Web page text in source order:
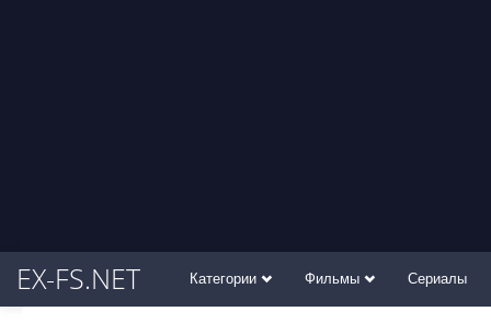
EX-FS.NET Категории Фильмы Сериалы